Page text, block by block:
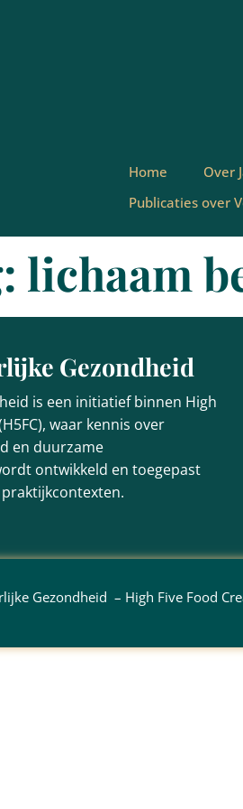
Home Over
Publicaties over
lichaam
Gezondheid
is een initiatief binnen High
waar kennis over
en duurzame
ontwikkeld en toegepast
Gezondheid – High Five Food